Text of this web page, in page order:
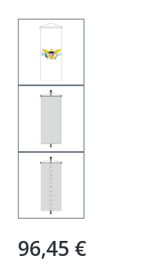
Regulärer Preis:
96,45 €